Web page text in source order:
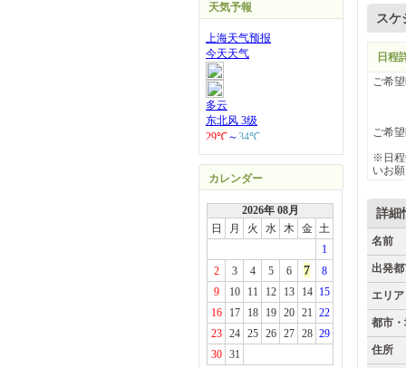
天気予報
カレンダー
2026年 08月
日
月 火 水 木 金 土
1
2
3 4 5 6 7
8
9
10 11 12 13 14
15
16
17 18 19 20 21 22
23
24 25 26 27 28 29
30
31
スケ
日程
ご希
ご希
※日程
いお
詳細
名前
出発
エリア
都市
住所